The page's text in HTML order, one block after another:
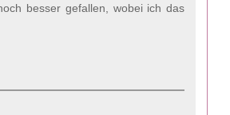
besser gefallen, wobei ich das